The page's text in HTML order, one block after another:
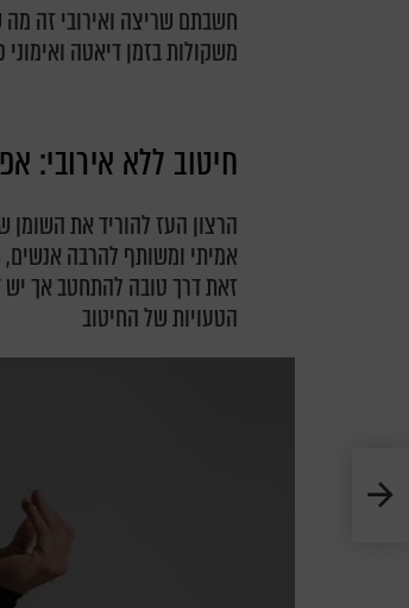
חשבתם שריצה ואירובי זה מה
משקולות בזמן דיאטה
חיטוב ללא אירובי:
הרצון העז להוריד את
אמיתי ומשותף להרבה אנשים,
זאת דרך טובה להתחטב אך יש
הטעויות של החיטוב